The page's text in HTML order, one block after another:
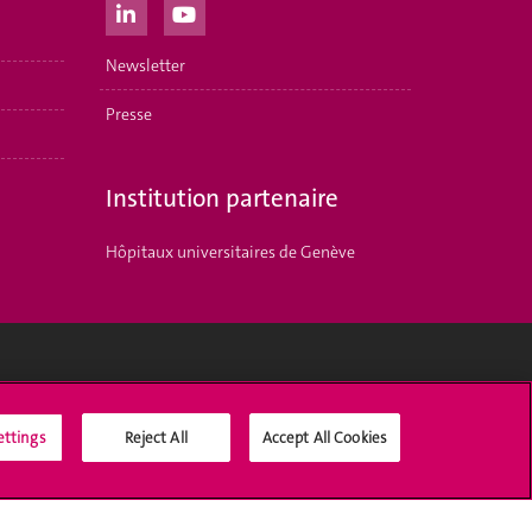
Newsletter
Presse
Institution partenaire
Hôpitaux universitaires de Genève
Reject All Accept All Cookies